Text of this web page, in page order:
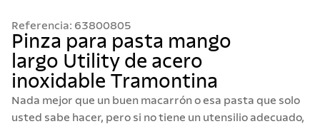
Referencia: 63800805
Pinza para pasta mango
largo Utility de acero
inoxidable Tramontina
Nada mejor que un buen macarrón o esa pasta que solo
usted sabe hacer, pero si no tiene un utensilio adecuado,
2.
sarten
3.
cubiertos
4.
ollas
acero inoxidable